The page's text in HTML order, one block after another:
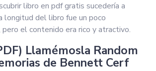
libro en pdf gratis sucedería a
longitud del libro fue un poco
pero el contenido era rico y atractivo.
Llamémosla Random
de Bennett Cerf